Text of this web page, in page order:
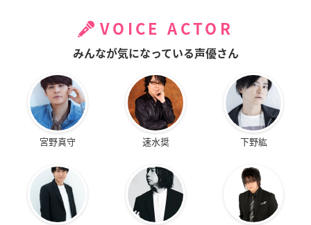
VOICE ACTOR
みんなが気になっている声優さん
宮野真守 速水奨 下野紘